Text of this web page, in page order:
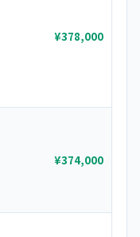
¥378,000
¥374,000